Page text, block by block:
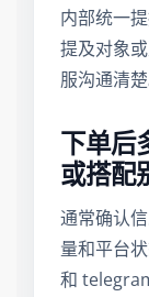
内部统一
提及对象
服沟通清楚
下单后
或搭配
通常确认
量和平台
和